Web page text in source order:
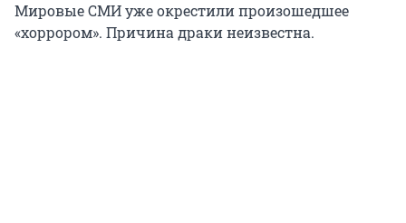
Мировые СМИ уже окрестили произошедшее
«хоррором». Причина драки неизвестна.